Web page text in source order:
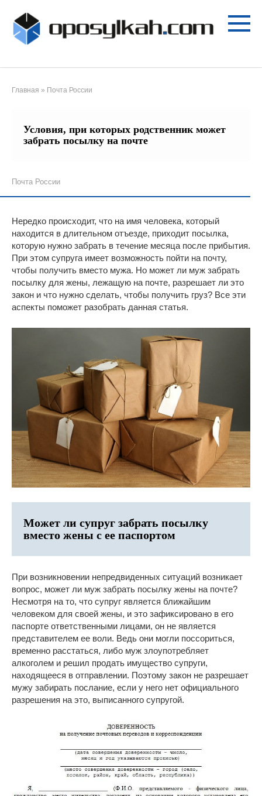
контенту
Главная » Почта России
Условия, при которых родственник может
забрать посылку на почте
Почта России
Нередко происходит, что на имя человека, который
находится в длительном отъезде, приходит посылка,
которую нужно забрать в течение месяца после прибытия.
При этом супруга имеет возможность пойти на почту,
чтобы получить вместо мужа. Но может ли муж забрать
посылку для жены, лежащую на почте, разрешает ли это
закон и что нужно сделать, чтобы получить груз? Все эти
аспекты поможет разобрать данная статья.
Может ли супруг забрать посылку
вместо жены с ее паспортом
При возникновении непредвиденных ситуаций возникает
вопрос, может ли муж забрать посылку жены на почте?
Несмотря на то, что супруг является ближайшим
человеком для своей жены, и это зафиксировано в его
паспорте ответственными лицами, он не является
представителем ее воли. Ведь они могли поссориться,
временно расстаться, либо муж злоупотребляет
алкоголем и решил продать имущество супруги,
находящееся в отправлении. Поэтому закон не разрешает
мужу забирать послание, если у него нет официального
разрешения на это, выписанного супругой.